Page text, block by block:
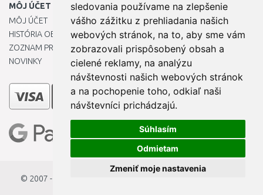
sledovania používame na zlepšenie
vášho zážitku z prehliadania našich
webových stránok, na to, aby sme vám
zobrazovali prispôsobený obsah a
cielené reklamy, na analýzu
návštevnosti našich webových stránok
a na pochopenie toho, odkiaľ naši
návštevníci prichádzajú.
Súhlasím
Odmietam
Zmeniť moje nastavenia
MÔJ ÚČET
MÔJ ÚČET
HISTÓRIA OBJEDNÁVOK
ZOZNAM PRIANÍ
NOVINKY
© 2007 - 2026